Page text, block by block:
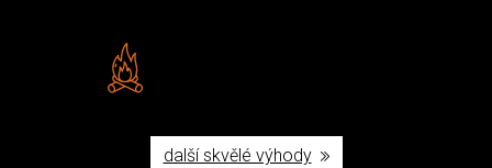
další skvělé výhody